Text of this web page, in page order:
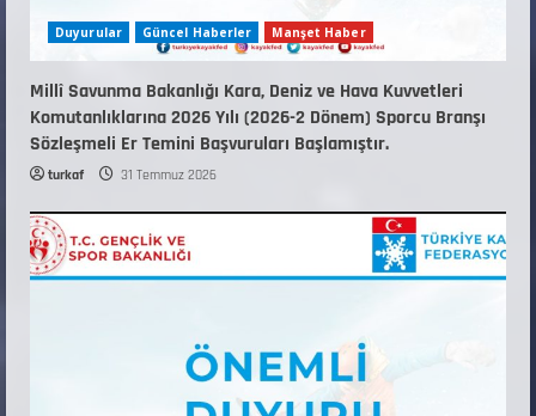
Duyurular Güncel Haberler Manşet Haber
Millî Savunma Bakanlığı Kara, Deniz ve Hava Kuvvetleri
Komutanlıklarına 2026 Yılı (2026-2 Dönem) Sporcu Branşı
Sözleşmeli Er Temini Başvuruları Başlamıştır.
turkaf 31 Temmuz 2026